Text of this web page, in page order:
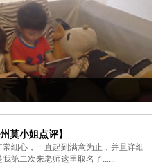
莫小姐点评】
常细心，一直起到满意为止，并且详细
我第二次来老师这里取名了......